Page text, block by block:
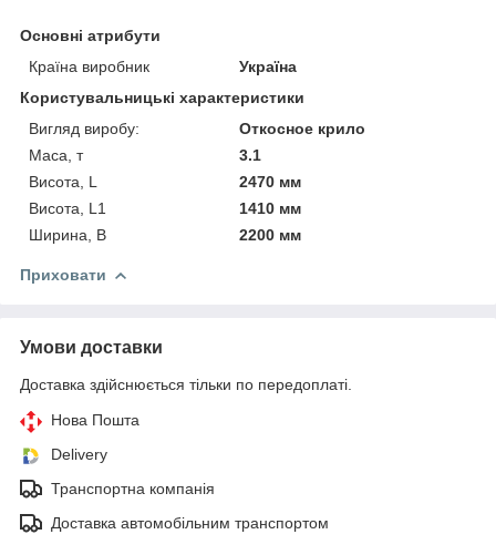
Основні атрибути
Країна виробник
Україна
Користувальницькі характеристики
Вигляд виробу:
Откосное крило
Маса, т
3.1
Висота, L
2470 мм
Висота, L1
1410 мм
Ширина, В
2200 мм
Приховати
Умови доставки
Доставка здійснюється тільки по передоплаті.
Нова Пошта
Delivery
Транспортна компанія
Доставка автомобільним транспортом